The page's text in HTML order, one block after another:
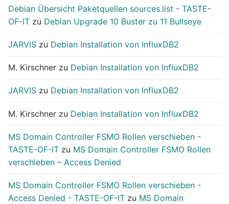
Debian Übersicht Paketquellen sources.list - TASTE-
OF-IT zu Debian Upgrade 10 Buster zu 11 Bullseye
JARVIS zu Debian Installation von InfluxDB2
M. Kirschner zu Debian Installation von InfluxDB2
JARVIS zu Debian Installation von InfluxDB2
M. Kirschner zu Debian Installation von InfluxDB2
MS Domain Controller FSMO Rollen verschieben -
TASTE-OF-IT zu MS Domain Controller FSMO Rollen
verschieben – Access Denied
MS Domain Controller FSMO Rollen verschieben -
Access Denied - TASTE-OF-IT zu MS Domain